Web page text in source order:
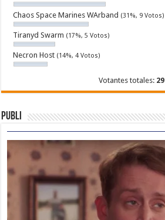
Chaos Space Marines WArband (31%, 9 Votos)
Tiranyd Swarm (17%, 5 Votos)
Necron Host (14%, 4 Votos)
Votantes totales: 29
Publi